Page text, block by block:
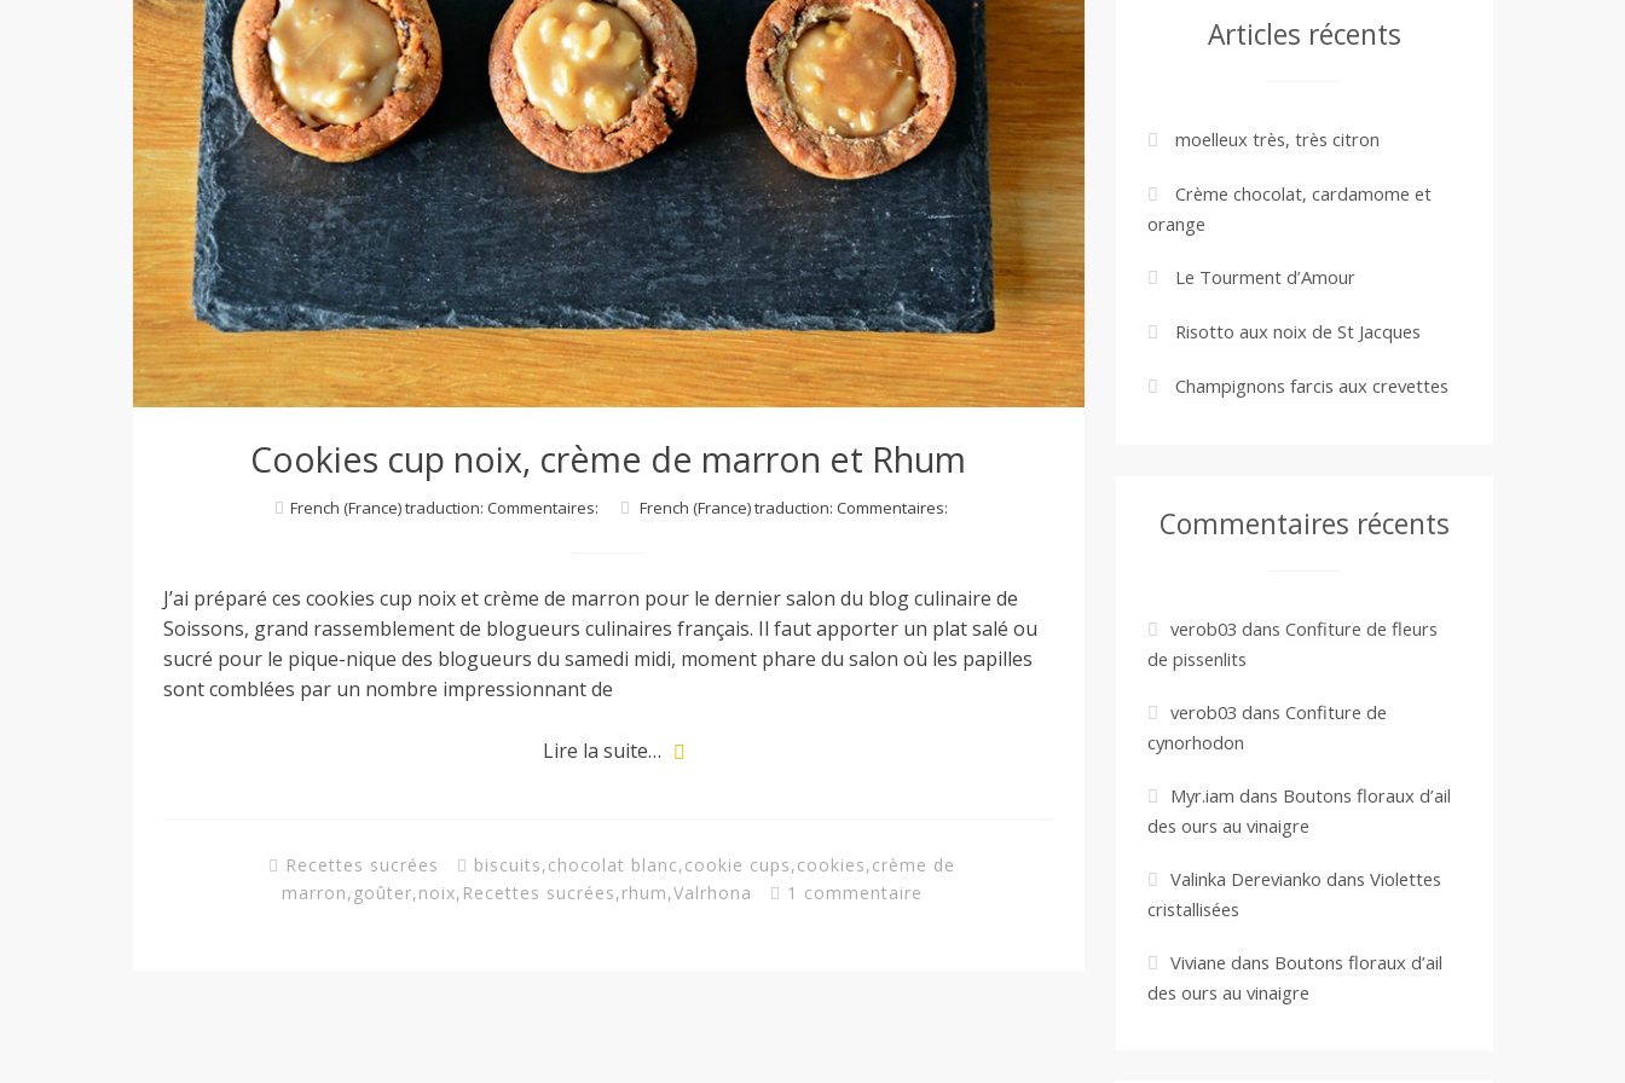
d
e
d
e
M
a
n
Cookies cup noix, crème de marron et Rhum
French (France) traduction: Commentaires: French (France) traduction: Commentaires:
J’ai préparé ces cookies cup noix et crème de marron pour le dernier salon du blog culinaire de
Soissons, grand rassemblement de blogueurs culinaires français. Il faut apporter un plat salé ou
sucré pour le pique-nique des blogueurs du samedi midi, moment phare du salon où les papilles
sont comblées par un nombre impressionnant de
Lire la suite…
Recettes sucrées biscuits,chocolat blanc,cookie cups,cookies,crème de
marron, goûter,noix, Recettes sucrées,rhum,Valrhona 1 commentaire
Articles récents
moelleux très, très citron
Crème chocolat, cardamome et
orange
Le Tourment d’Amour
Risotto aux noix de St Jacques
Champignons farcis aux crevettes
Commentaires récents
verob03 dans Confiture de fleurs
de pissenlits
verob03 dans Confiture de
cynorhodon
Myr.iam dans Boutons floraux d’ail
des ours au vinaigre
Valinka Derevianko dans Violettes
cristallisées
Viviane dans Boutons floraux d’ail
des ours au vinaigre